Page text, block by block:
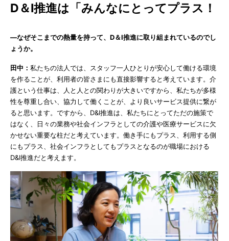
D＆I推進は「みんなにとってプラス！
―なぜそこまでの熱量を持って、D＆I推進に取り組まれているのでし
ょうか。
田中： 私たちの法人では、スタッフ一人ひとりが安心して働ける環境
を作ることが、利用者の皆さまにも直接影響すると考えています。介
護という仕事は、人と人との関わりが大きいですから、私たちが多様
性を尊重し合い、協力して働くことが、より良いサービス提供に繋が
ると思います。ですから、D&I推進は、私たちにとってただの施策で
はなく、日々の業務や社会インフラとしての介護や医療サービスに欠
かせない重要な柱だと考えています。働き手にもプラス、利用する側
にもプラス、社会インフラとしてもプラスとなるのが職場における
D&I推進だと考えます。